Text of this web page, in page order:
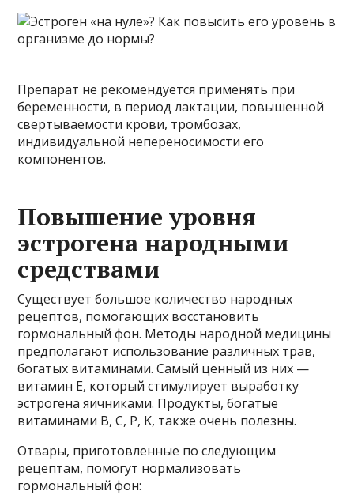
Препарат не рекомендуется применять при
беременности, в период лактации, повышенной
свертываемости крови, тромбозах,
индивидуальной непереносимости его
компонентов.
Повышение уровня
эстрогена народными
средствами
Существует большое количество народных
рецептов, помогающих восстановить
гормональный фон. Методы народной медицины
предполагают использование различных трав,
богатых витаминами. Самый ценный из них —
витамин Е, который стимулирует выработку
эстрогена яичниками. Продукты, богатые
витаминами B, C, P, K, также очень полезны.
Отвары, приготовленные по следующим
рецептам, помогут нормализовать
гормональный фон: